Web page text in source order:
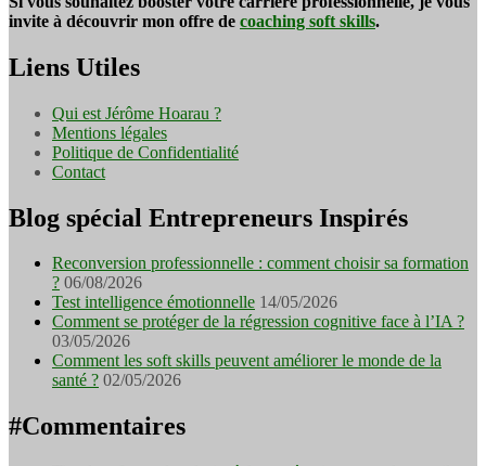
invite à découvrir mon offre de coaching soft skills.
Liens Utiles
Qui est Jérôme Hoarau ?
Mentions légales
Politique de Confidentialité
Contact
Blog spécial Entrepreneurs Inspirés
Reconversion professionnelle : comment choisir sa formation
? 06/08/2026
Test intelligence émotionnelle 14/05/2026
Comment se protéger de la régression cognitive face à l’IA ?
03/05/2026
Comment les soft skills peuvent améliorer le monde de la
santé ? 02/05/2026
#Commentaires